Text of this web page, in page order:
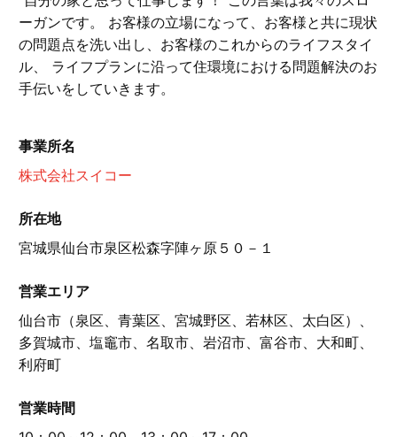
ーガンです。 お客様の立場になって、お客様と共に現状
の問題点を洗い出し、お客様のこれからのライフスタイ
ル、 ライフプランに沿って住環境における問題解決のお
手伝いをしていきます。
事業所名
株式会社スイコー
所在地
宮城県仙台市泉区松森字陣ヶ原５０－１
営業エリア
仙台市（泉区、青葉区、宮城野区、若林区、太白区）、
多賀城市、塩竈市、名取市、岩沼市、富谷市、大和町、
利府町
営業時間